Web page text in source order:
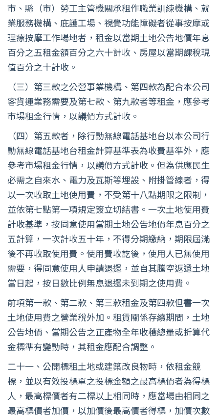
市、縣（市）勞工主管機關承租作職業訓練機構、就
業服務機構、庇護工場、視覺功能障礙者從事按摩或
理療按摩工作場地者，租金以當期土地公告地價年息
百分之五租金額百分之六十計收、房屋以當期課稅現
值百分之十計收。
（三）第三款之公營事業機構、第四款為配合本公司
客貨運業務需要及第七款、第九款者等租金，應參考
市場租金行情，以議價方式計收。
（四）第五款者，除行動無線電話基地台以本公司行
動無線電話基地台租金計算基準表為收費基準外，應
參考市場租金行情，以議價方式計收。但為供應民生
必需之自來水、電力及瓦斯等埋設、附掛管線者，得
以一次收取土地使用費，不受第十八點期限之限制，
並依第七點第一項規定簽立切結書。一次土地使用費
計收基準，按同意使用當期土地公告地價年息百分之
五計算，一次計收五十年，不得分期繳納，期限屆滿
後不再收取使用費。使用費收訖後，使用人已無使用
需要，得同意使用人申請退還，並自其騰空返還土地
當日起，按日數比例無息退還未到期之使用費。
前項第一款、第二款、第三款租金及第四款但書一次
土地使用費之營業稅外加。租賃關係存續期間，土地
公告地價、當期公告之正產物全年收穫總量或折算代
金標準有變動時，其租金應配合調整。
二十一、公開標租土地或建築改良物時，依租金競
標，並以有效投標單之投標金額之最高標價者為得標
人，最高標價者有二標以上相同時，應當場由相同之
最高標價者加價，以加價後最高價者得標，加價次數